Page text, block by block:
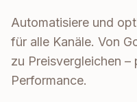
Automatisiere und
für alle Kanäle. Von
zu Preisvergleichen –
Performance.